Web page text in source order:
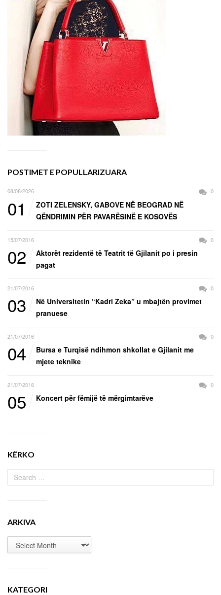
POSTIMET E POPULLARIZUARA
08/08/2026 0
01
ZOTI ZELENSKY, GABOVE NË BEOGRAD NË
QËNDRIMIN PËR PAVARËSINË E KOSOVËS
15/07/2016 0
02
Aktorët rezidentë të Teatrit të Gjilanit po i presin
pagat
21/07/2016 0
03
Në Universitetin “Kadri Zeka” u mbajtën provimet
pranuese
21/07/2016 0
04
Bursa e Turqisë ndihmon shkollat e Gjilanit me
mjete teknike
21/07/2016 0
05 Koncert për fëmijë të mërgimtarëve
KËRKO
ARKIVA
KATEGORI